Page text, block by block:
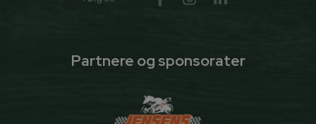
Partnere og sponsorater